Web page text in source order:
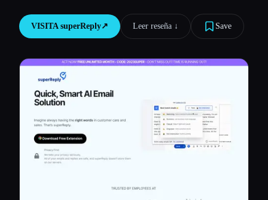
Comparar herramientas
Todas las categorías
Acerca de
VISITA superReply↗︎ Leer reseña ↓︎ Save